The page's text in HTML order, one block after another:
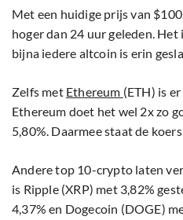
Met een huidige prijs van
hoger dan 24 uur geleden.
bijna iedere altcoin is erin
Zelfs met Ethereum (ETH) is
Ethereum doet het wel 2x zo
5,80%. Daarmee staat de
Andere top 10-crypto laten
is Ripple (XRP) met 3,82%
4,37% en Dogecoin (DOGE)